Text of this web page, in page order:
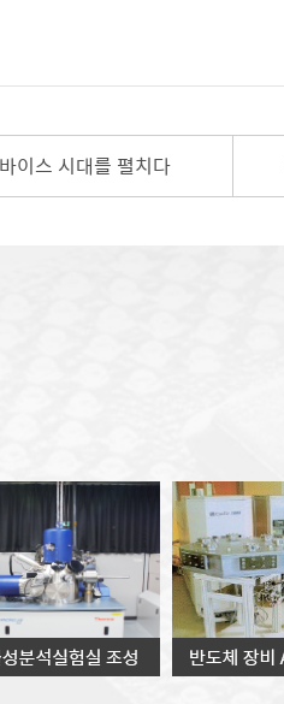
이스 시대를 펼치다